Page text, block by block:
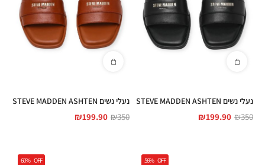
נעלי נשים STEVE MADDEN ASHTEN
₪350
₪199.90
נעלי נשים STEVE MADDEN ASHTEN
₪350
₪199.90
56% OFF
60% OFF